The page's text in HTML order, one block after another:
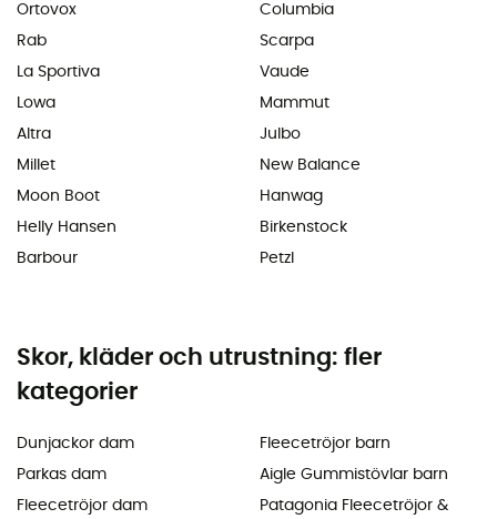
Ortovox
Rab
La Sportiva
Lowa
Altra
Millet
Moon Boot
Helly Hansen
Barbour
Columbia
Scarpa
Vaude
Mammut
Julbo
New Balance
Hanwag
Birkenstock
Petzl
Skor, kläder och utrustning: fler
kategorier
Dunjackor dam
Parkas dam
Fleecetröjor dam
Fleecetröjor barn
Aigle Gummistövlar barn
Patagonia Fleecetröjor &